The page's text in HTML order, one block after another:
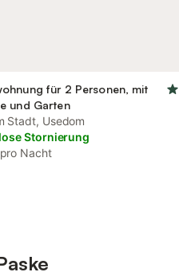
für 2 Personen, mit
und Garten
Stadt, Usedom
Stornierung
pro Nacht